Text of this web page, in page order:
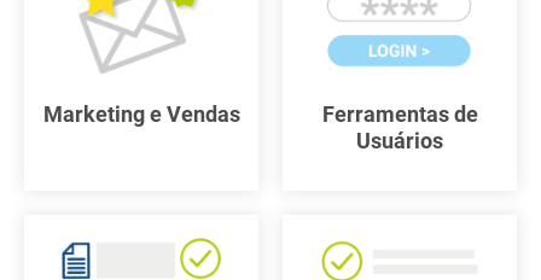
Marketing e Vendas
Ferramentas de
Usuários